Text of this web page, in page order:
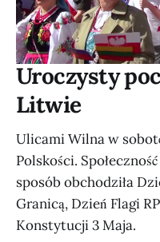
Uroczysty
Litwie
Ulicami Wilna w
Polskości.
sposób obchodziła
Granicą, Dzień Flagi
Konstytucji 3 Maja.